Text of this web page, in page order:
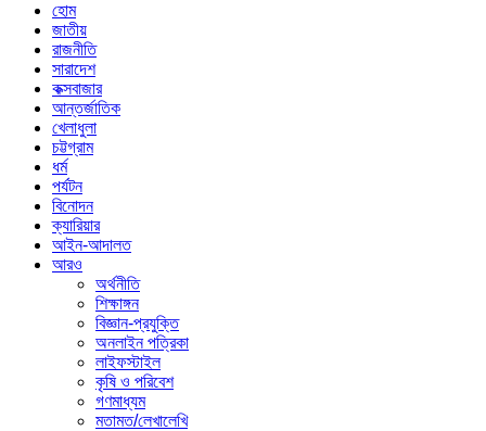
হোম
জাতীয়
রাজনীতি
সারাদেশ
কক্সবাজার
আন্তর্জাতিক
খেলাধুলা
চট্টগ্রাম
ধর্ম
পর্যটন
বিনোদন
ক্যারিয়ার
আইন-আদালত
আরও
অর্থনীতি
শিক্ষাঙ্গন
বিজ্ঞান-প্রযুক্তি
অনলাইন পত্রিকা
লাইফস্টাইল
কৃষি ও পরিবেশ
গণমাধ্যম
মতামত/লেখালেখি